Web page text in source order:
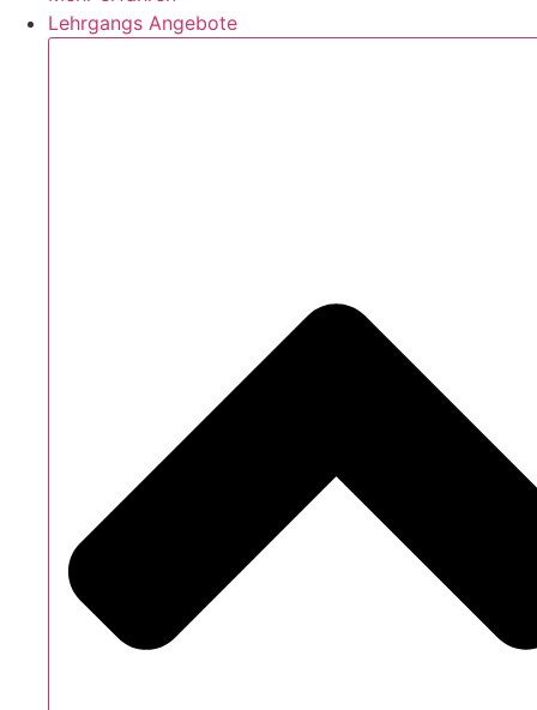
Lehrgangs Angebote